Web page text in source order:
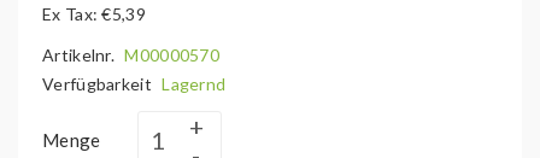
Ex Tax: €5,39
Artikelnr. M00000570
Verfügbarkeit Lagernd
Menge